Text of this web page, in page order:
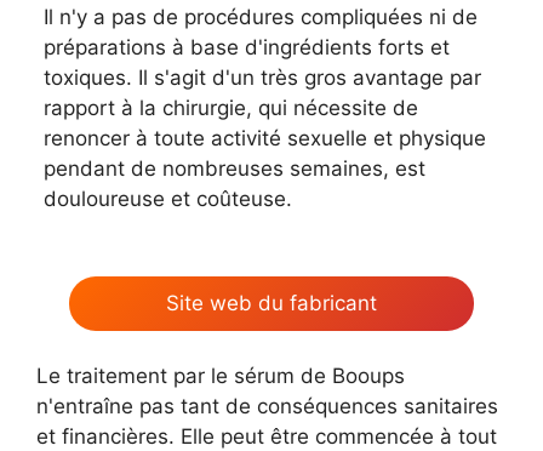
Il n'y a pas de procédures compliquées ni de
préparations à base d'ingrédients forts et
toxiques. Il s'agit d'un très gros avantage par
rapport à la chirurgie, qui nécessite de
renoncer à toute activité sexuelle et physique
pendant de nombreuses semaines, est
douloureuse et coûteuse.
Site web du fabricant
Le traitement par le sérum de Booups
n'entraîne pas tant de conséquences sanitaires
et financières. Elle peut être commencée à tout